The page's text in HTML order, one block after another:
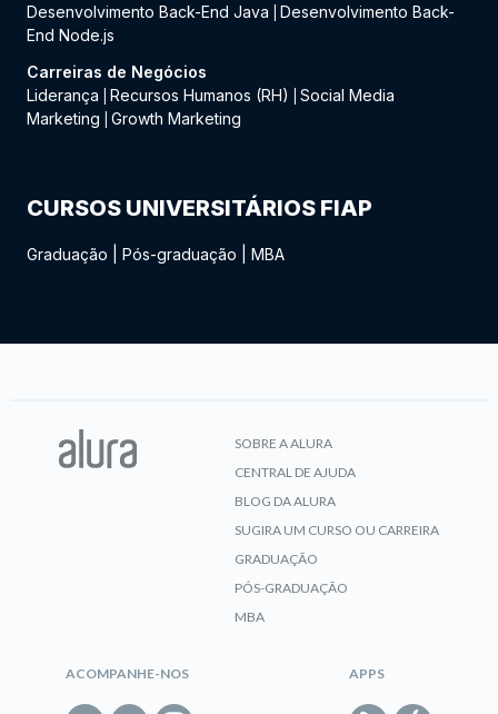
Desenvolvimento Back-End Java
Desenvolvimento Back-
End Node.js
Carreiras de Negócios
Liderança
Recursos Humanos (RH)
Social Media
Marketing
Growth Marketing
CURSOS UNIVERSITÁRIOS FIAP
Graduação Pós-graduação MBA
SOBRE A ALURA
CENTRAL DE AJUDA
BLOG DA ALURA
SUGIRA UM CURSO OU CARREIRA
GRADUAÇÃO
PÓS-GRADUAÇÃO
MBA
ACOMPANHE-NOS APPS